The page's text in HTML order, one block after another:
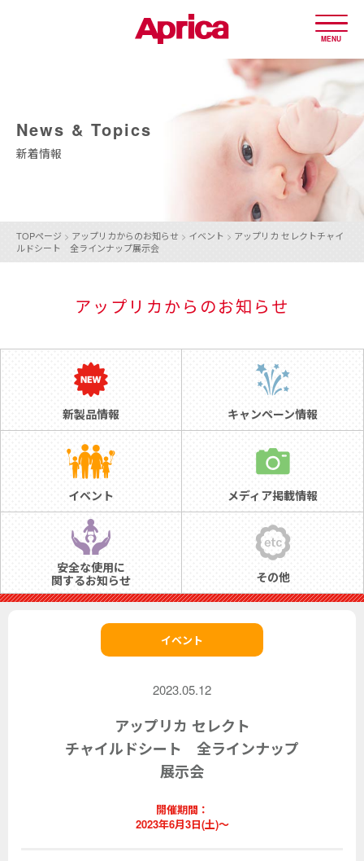
MENU
News & Topics
新着情報
TOPページ > アップリカからのお知らせ > イベント > アップリカ セレクトチャイ
ルドシート 全ラインナップ展示会
アップリカからのお知らせ
新製品情報 キャンペーン情報
イベント メディア掲載情報
安全な使用に
関するお知らせ
その他
イベント
2023.05.12
アップリカ セレクト
チャイルドシート 全ラインナップ
展示会
開催期間：
2023年6月3日(土)〜